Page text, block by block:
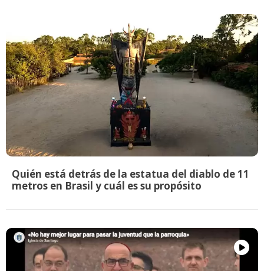
Quién está detrás de la estatua del diablo de 11
metros en Brasil y cuál es su propósito